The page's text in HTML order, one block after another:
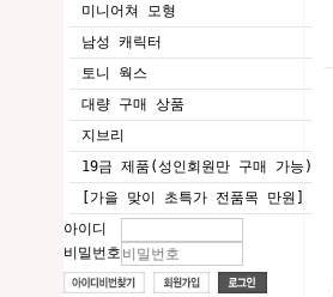
미니어쳐 모형
남성 캐릭터
토니 웍스
대량 구매 상품
지브리
19금 제품(성인회원만 구매 가능)
[가을 맞이 초특가 전품목 만원]
아이디
비밀번호